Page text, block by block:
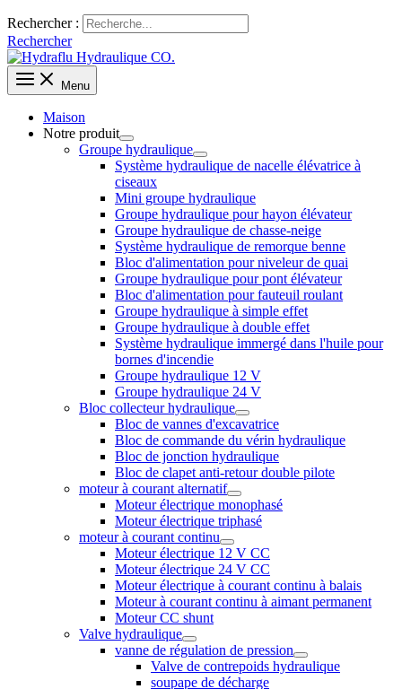
Rechercher :
Rechercher
Menu
Maison
Notre produit
Groupe hydraulique
Système hydraulique de nacelle élévatrice à
ciseaux
Mini groupe hydraulique
Groupe hydraulique pour hayon élévateur
Groupe hydraulique de chasse-neige
Système hydraulique de remorque benne
Bloc d'alimentation pour niveleur de quai
Groupe hydraulique pour pont élévateur
Bloc d'alimentation pour fauteuil roulant
Groupe hydraulique à simple effet
Groupe hydraulique à double effet
Système hydraulique immergé dans l'huile pour
bornes d'incendie
Groupe hydraulique 12 V
Groupe hydraulique 24 V
Bloc collecteur hydraulique
Bloc de vannes d'excavatrice
Bloc de commande du vérin hydraulique
Bloc de jonction hydraulique
Bloc de clapet anti-retour double pilote
moteur à courant alternatif
Moteur électrique monophasé
Moteur électrique triphasé
moteur à courant continu
Moteur électrique 12 V CC
Moteur électrique 24 V CC
Moteur électrique à courant continu à balais
Moteur à courant continu à aimant permanent
Moteur CC shunt
Valve hydraulique
vanne de régulation de pression
Valve de contrepoids hydraulique
soupape de décharge